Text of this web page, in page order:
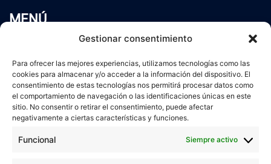
Gestionar consentimiento
Para ofrecer las mejores experiencias, utilizamos tecnologías como las
cookies para almacenar y/o acceder a la información del dispositivo. El
consentimiento de estas tecnologías nos permitirá procesar datos como
el comportamiento de navegación o las identificaciones únicas en este
sitio. No consentir o retirar el consentimiento, puede afectar
negativamente a ciertas características y funciones.
Funcional Siempre activo
MENÚ
Servicios
Blog
Contacto
Aviso Legal
Política de cookies